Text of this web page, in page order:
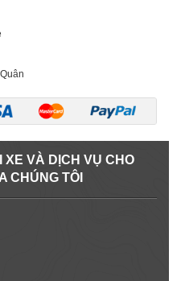
XE VÀ DỊCH VỤ CHO
CHÚNG TÔI